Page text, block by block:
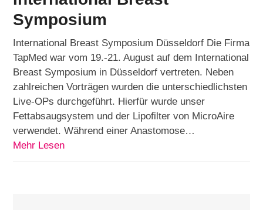
Symposium
International Breast Symposium Düsseldorf Die Firma
TapMed war vom 19.-21. August auf dem International
Breast Symposium in Düsseldorf vertreten. Neben
zahlreichen Vorträgen wurden die unterschiedlichsten
Live-OPs durchgeführt. Hierfür wurde unser
Fettabsaugsystem und der Lipofilter von MicroAire
verwendet. Während einer Anastomose…
Mehr Lesen